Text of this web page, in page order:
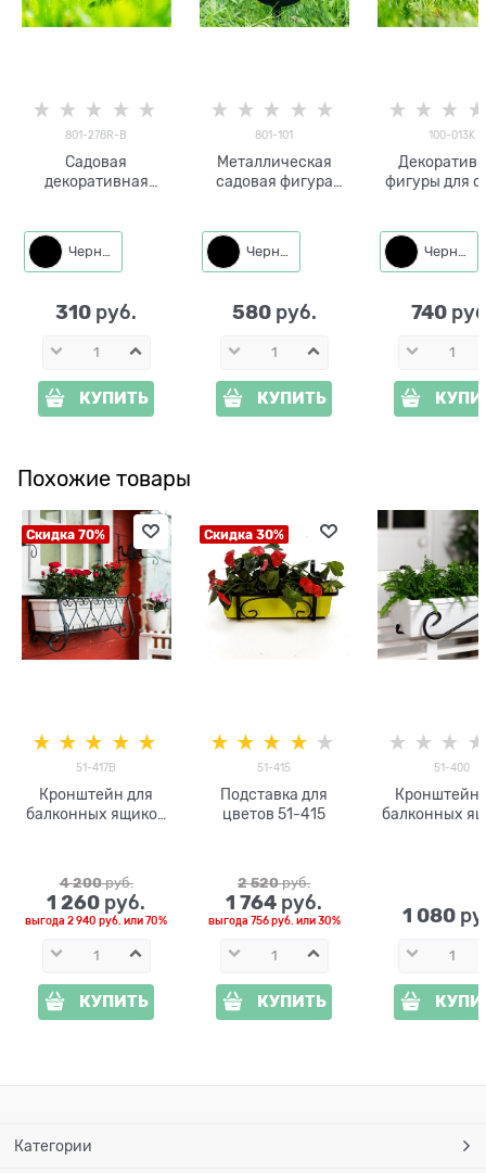
801-278R-B
Садовая
декоративная
801-278R h=41 см
металл
Черный
310 руб.
КУПИТЬ
801-101
Металлическая
садовая фигура
Черный
580 руб.
КУПИТЬ
100-013K
фигуры для
Черный
740
Похожие товары
Скидка 70%
51-417B
Кронштейн для
балконных ящиков
4 200 руб.
1 260 руб.
выгода2 940 руб. или70%
КУПИТЬ
Скидка 30%
51-415
Подставка для
цветов 51-415
2 520 руб.
1 764 руб.
выгода 756 руб. или30%
КУПИТЬ
51-400
Кронштейн
балконных
1 080
Категории